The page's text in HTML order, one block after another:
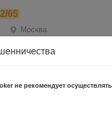
65
Москва
).
оружейным салоном
не рекомендует